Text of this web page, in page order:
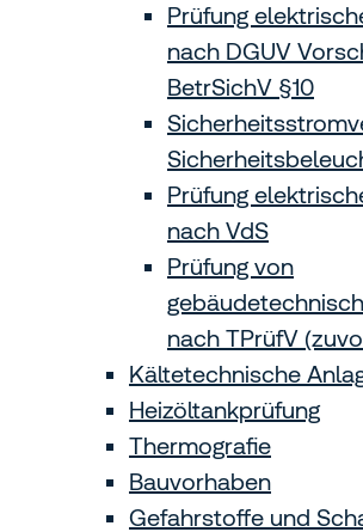
Prüfung
nach DGUV
BetrSichV §10
Prüfung
nach VdS
Prüfung von
nach TPrüfV
Kältetechnische
Heizöltankprüfung
Thermografie
Bauvorhaben
Gefahrstoffe und